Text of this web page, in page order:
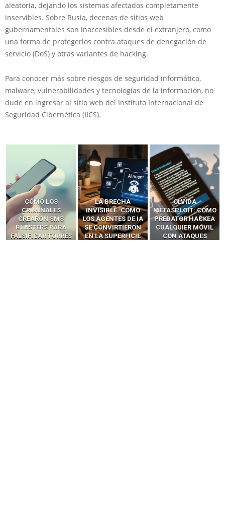
aleatoria, dejando los sistemas afectados completamente
inservibles. Sobre Rusia, decenas de sitios web
gubernamentales son inaccesibles desde el extranjero, como
una forma de protegerlos contra ataques de denegación de
servicio (DoS) y otras variantes de hacking.
Para conocer más sobre riesgos de seguridad informática,
malware, vulnerabilidades y tecnologías de la información, no
dude en ingresar al sitio web del Instituto Internacional de
Seguridad Cibernética (IICS).
LA BRECHA
INVISIBLE: CÓMO
LOS AGENTES DE IA
SE CONVIRTIERON
EN LA SUPERFICIE
OLVIDA
METASPLOIT: CÓMO
PREDATOR HACKEA
CUALQUIER MÓVIL
CON ATAQUES
CÓMO LOS HACKERS
INTERCEPTAN OTPS
Y LLAMADAS
MÓVILES SIN
‘HACKEAR’ — EL